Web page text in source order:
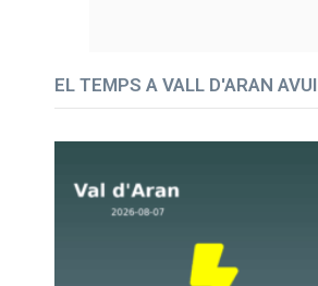
EL TEMPS A VALL D'ARAN AVUI